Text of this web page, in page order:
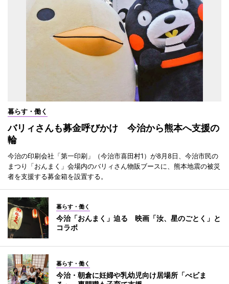
暮らす・働く
バリィさんも募金呼びかけ 今治から熊本へ支援の
輪
今治の印刷会社「第一印刷」（今治市喜田村1）が8月8日、今治市民の
まつり「おんまく」会場内のバリィさん物販ブースに、熊本地震の被災
者を支援する募金箱を設置する。
暮らす・働く
今治「おんまく」迫る 映画「汝、星のごとく」と
コラボ
暮らす・働く
今治・朝倉に妊婦や乳幼児向け居場所「べビま